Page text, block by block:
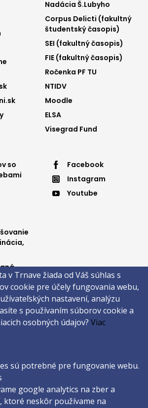
menu
2
Nadácia Š.Lubyho
Corpus Delicti (fakultný
študentský časopis)
SEI (fakultný časopis)
FIE (fakultný časopis)
Ročenka PF TU
NTIDV
Moodle
ELSA
Visegrad Fund
so
Footer
menu
Facebook
Instagram
Youtube
fakulta · Trnavská univerzita v Trnave
v Trnave žiada od Váš súhlas s
cookie pre účely fungovania webu,
nastavení, analýzu
s používaním súborov cookie a
osobných údajov?Viac
sú potrebné pre fungovanie webu.
google analytics na zber a
ktoré neskôr používame na